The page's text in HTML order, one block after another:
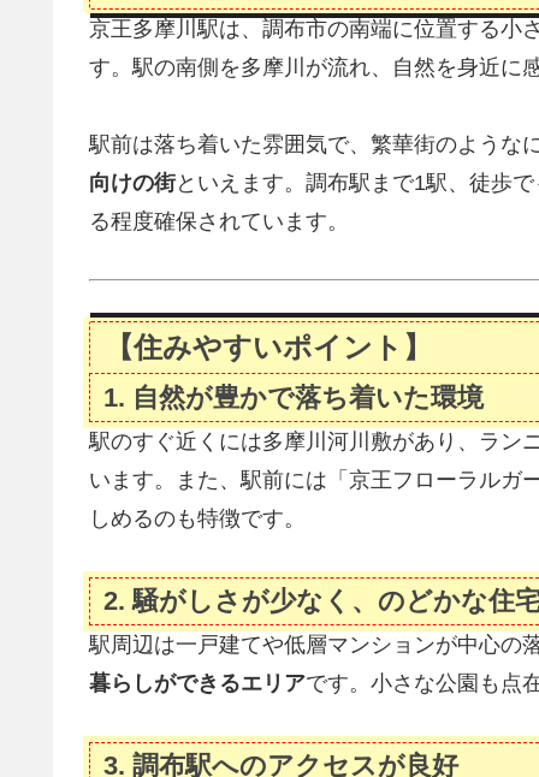
京王多摩川駅は、調布市の南端に位置する小
す。駅の南側を多摩川が流れ、自然を身近に
駅前は落ち着いた雰囲気で、繁華街のような
向けの街といえます。調布駅まで1駅、徒歩
る程度確保されています。
【住みやすいポイント】
1. 自然が豊かで落ち着いた環境
駅のすぐ近くには多摩川河川敷があり、ラン
います。また、駅前には「京王フローラルガ
しめるのも特徴です。
2.騒がしさが少なく、のどかな住
駅周辺は一戸建てや低層マンションが中心の
暮らしができるエリアです。小さな公園も点
3. 調布駅へのアクセスが良好